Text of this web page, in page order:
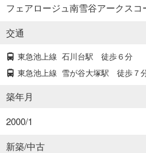
フェアロージュ南雪谷アークスコ
交通
東急池上線 石川台駅
徒歩６分
東急池上線 雪が谷大塚駅 徒歩７
築年月
2000/1
新築/中古